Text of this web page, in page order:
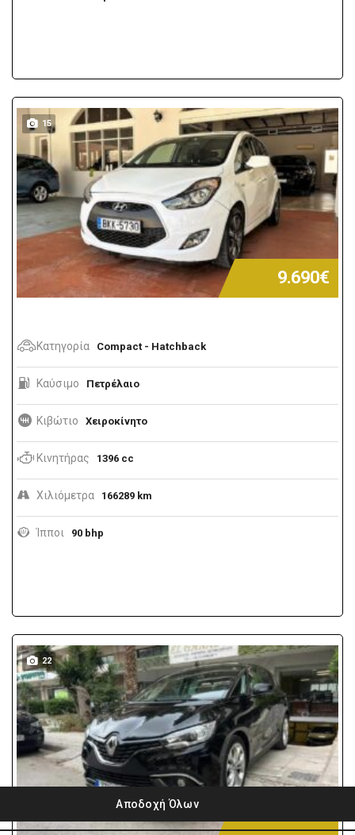
15
9.690€
Κατηγορία Compact - Hatchback
Καύσιμο Πετρέλαιο
Κιβώτιο Χειροκίνητο
Κινητήρας 1396 cc
Χιλιόμετρα 166289 km
Ίπποι 90 bhp
22